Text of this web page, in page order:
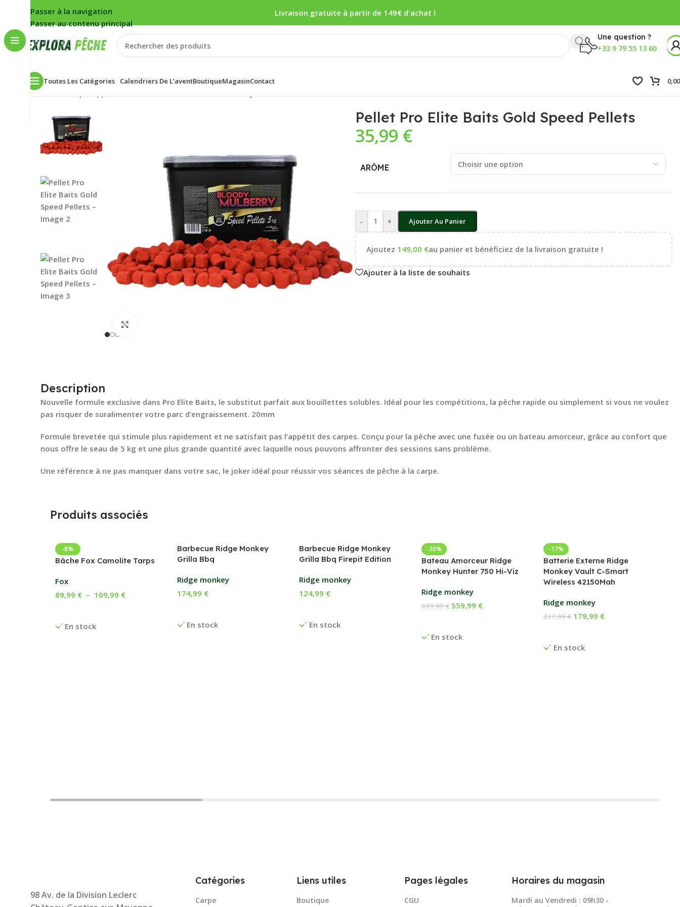
Passer à la navigation
Passer au contenu principal
Livraison gratuite à partir de 149€ d'achat !
Une question ?
+33 9 79 55 13 60
Toutes Les Catégories Calendriers De L’aventBoutiqueMagasinContact
Accueil
Pellet Pro Elite Baits Gold Speed Pellets
35,99 €
ARÔME
- + Ajouter Au Panier
Ajoutez 149,00 €au panier et bénéficiez de la livraison gratuite !
Ajouter à la liste de souhaits
Description
Nouvelle formule exclusive dans Pro Elite Baits, le substitut parfait aux bouillettes solubles. Idéal pour les compétitions, la pêche rapide ou simplement si vous ne voulez
pas risquer de suralimenter votre parc d’engraissement. 20mm
Formule brevetée qui stimule plus rapidement et ne satisfait pas l’appétit des carpes. Conçu pour la pêche avec une fusée ou un bateau amorceur, grâce au confort que
nous offre le seau de 5 kg et une plus grande quantité avec laquelle nous pouvons affronter des sessions sans problème.
Une référence à ne pas manquer dans votre sac, le joker idéal pour réussir vos séances de pêche à la carpe.
Produits associés
-8%
Bâche Fox Camolite Tarps
Fox
En stock
89,99 € – 109,99 €
Barbecue Ridge Monkey
Grilla Bbq
Ridge monkey
En stock
174,99 €
Barbecue Ridge Monkey
Grilla Bbq Firepit Edition
Ridge monkey
En stock
124,99 €
-20%
Bateau Amorceur Ridge
Monkey Hunter 750 Hi-Viz
Ridge monkey
En stock
699,99€ 559,99 €
-17%
Batterie Externe Ridge
Monkey Vault C-Smart
Wireless 42150Mah
Ridge monkey
En stock
217,99€ 179,99 €
98 Av. de la Division Leclerc
Catégories
Carpe
Liens utiles
Boutique
Pages légales
CGU
Horaires du magasin
Mardi au Vendredi : 09h30 -